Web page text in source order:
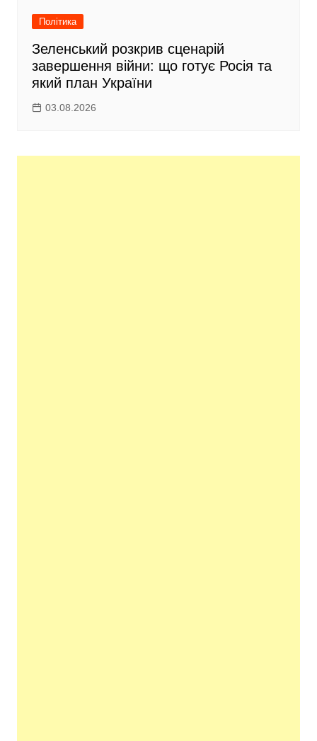
Політика
Зеленський розкрив сценарій
завершення війни: що готує Росія та
який план України
03.08.2026